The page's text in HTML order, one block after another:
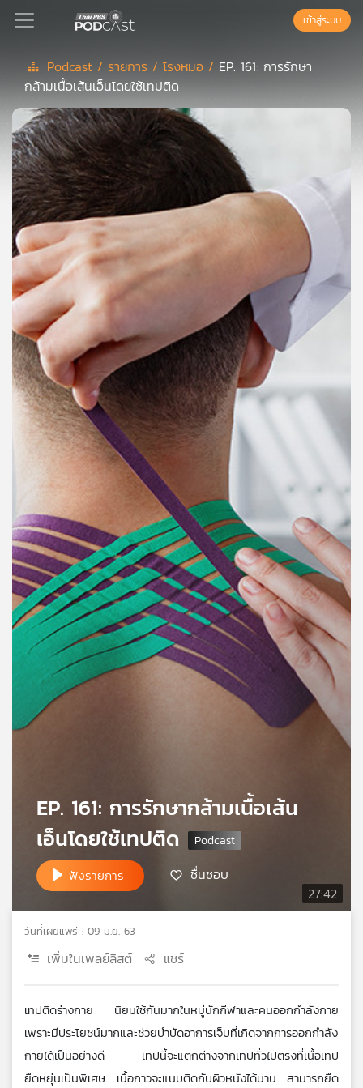
Podcast
เพล
ย์
ลิ
สต์
แนะนำ
เพล
ย์
ลิ
สต์
ของ
คุณ
เพลง
บทความ
ข่าว
และ
กิจกรรม
เกี่ยว
แผนที่
วิทยุ
ข่าย
เข้าสู่ระบบ
Podcast / รายการ /โรงหมอ / EP. 161: การรักษา
กล้ามเนื้อเส้นเอ็นโดยใช้เทปติด
27:42
EP. 161: การรักษากล้ามเนื้อเส้น
เอ็นโดยใช้เทปติด
ฟังรายการ ชื่นชอบ
วันที่เผยแพร่ : 09 มิ.ย. 63
เพิ่มในเพลย์ลิสต์ แชร์
เทปติดร่างกาย นิยมใช้กันมากในหมู่นักกีฬาและคนออกกำลังกาย
เพราะมีประโยชน์มากและช่วยบำบัดอาการเจ็บที่เกิดจากการออกกำลัง
กายได้เป็นอย่างดี เทปนี้จะแตกต่างจากเทปทั่วไปตรงที่เนื้อเทป
ยืดหยุ่นเป็นพิเศษ เนื้อกาวจะแนบติดกับผิวหนังได้นาน สามารถยืด